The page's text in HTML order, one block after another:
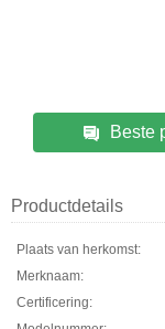
Beste
Productdetails
Plaats van herkomst:
Merknaam:
Certificering: